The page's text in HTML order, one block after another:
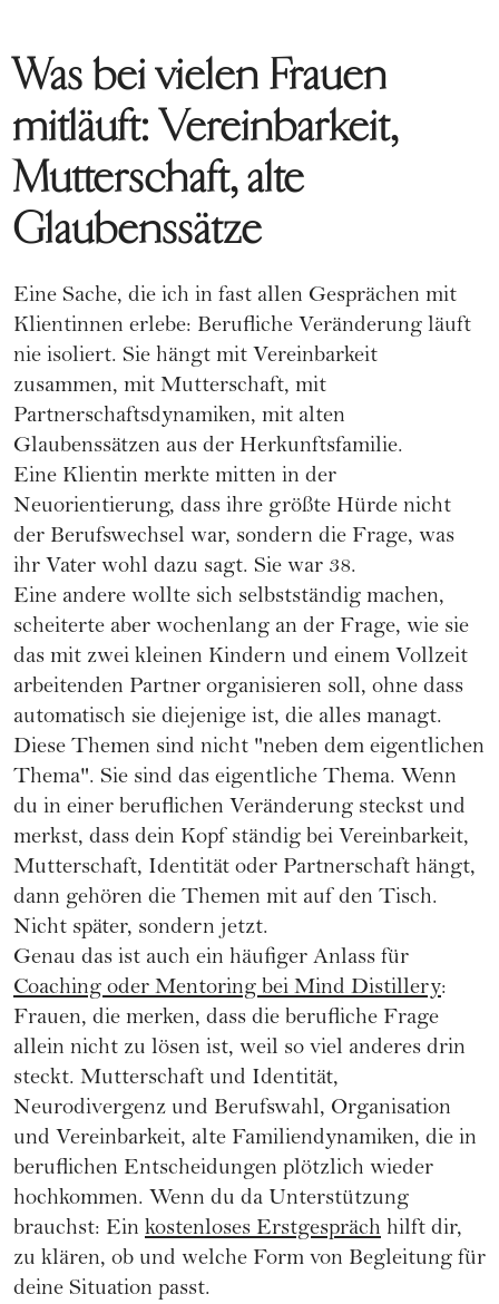
Was bei vielen Frauen
mitläuft: Vereinbarkeit,
Mutterschaft, alte
Glaubenssätze
Eine Sache, die ich in fast allen Gesprächen mit
Klientinnen erlebe: Berufliche Veränderung läuft
nie isoliert. Sie hängt mit Vereinbarkeit
zusammen, mit Mutterschaft, mit
Partnerschaftsdynamiken, mit alten
Glaubenssätzen aus der Herkunftsfamilie.
Eine Klientin merkte mitten in der
Neuorientierung, dass ihre größte Hürde nicht
der Berufswechsel war, sondern die Frage, was
ihr Vater wohl dazu sagt. Sie war 38.
Eine andere wollte sich selbstständig machen,
scheiterte aber wochenlang an der Frage, wie sie
das mit zwei kleinen Kindern und einem Vollzeit
arbeitenden Partner organisieren soll, ohne dass
automatisch sie diejenige ist, die alles managt.
Diese Themen sind nicht "neben dem eigentlichen
Thema". Sie sind das eigentliche Thema. Wenn
du in einer beruflichen Veränderung steckst und
merkst, dass dein Kopf ständig bei Vereinbarkeit,
Mutterschaft, Identität oder Partnerschaft hängt,
dann gehören die Themen mit auf den Tisch.
Nicht später, sondern jetzt.
Genau das ist auch ein häufiger Anlass für
Coaching oder Mentoring bei Mind Distillery:
Frauen, die merken, dass die berufliche Frage
allein nicht zu lösen ist, weil so viel anderes drin
steckt. Mutterschaft und Identität,
Neurodivergenz und Berufswahl, Organisation
und Vereinbarkeit, alte Familiendynamiken, die in
beruflichen Entscheidungen plötzlich wieder
hochkommen. Wenn du da Unterstützung
brauchst: Ein kostenloses Erstgespräch hilft dir,
zu klären, ob und welche Form von Begleitung für
deine Situation passt.